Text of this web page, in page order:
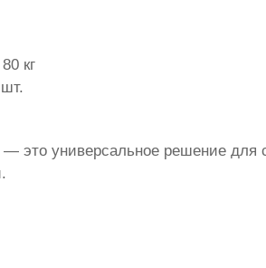
кг
это универсальное решение для